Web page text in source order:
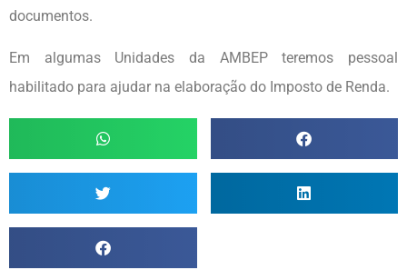
documentos.
Em algumas Unidades da AMBEP teremos pessoal
habilitado para ajudar na elaboração do Imposto de Renda.